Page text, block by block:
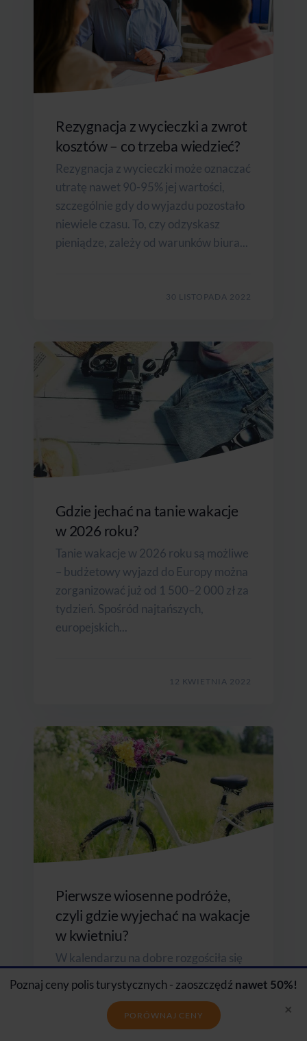
Rezygnacja z wycieczki a zwrot
kosztów – co trzeba wiedzieć?
Rezygnacja z wycieczki może oznaczać
utratę nawet 90-95% jej wartości,
szczególnie gdy do wyjazdu pozostało
niewiele czasu. To, czy odzyskasz
pieniądze, zależy od warunków biura...
30 LISTOPADA 2022
Gdzie jechać na tanie wakacje
w 2026 roku?
Tanie wakacje w 2026 roku są możliwe
– budżetowy wyjazd do Europy można
zorganizować już od 1 500–2 000 zł za
tydzień. Spośród najtańszych,
europejskich...
12 KWIETNIA 2022
Pierwsze wiosenne podróże,
czyli gdzie wyjechać na wakacje
w kwietniu?
W kalendarzu na dobre rozgościła się
nam jeszcze trochę poczekać. A może
by tak umilić sobie to czekanie jakimiś...
Poznaj ceny polis turystycznych - zaoszczędź nawet 50%!
PORÓWNAJ CENY ×